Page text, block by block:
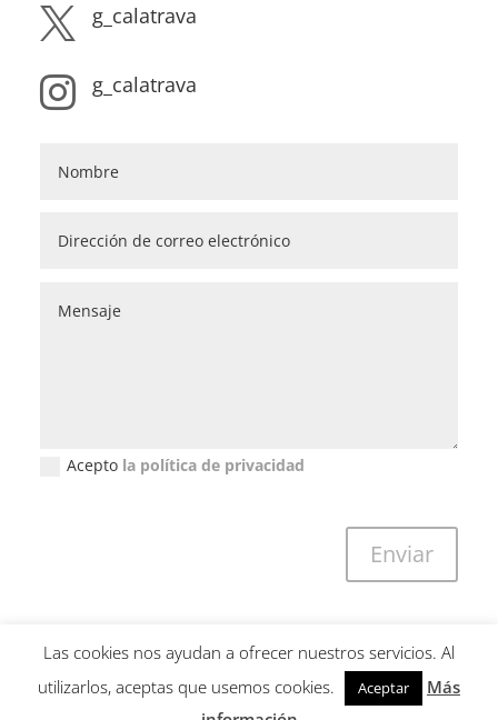
 g_calatrava
 g_calatrava
Política de privacidad (GDPR)
Acepto la política de privacidad
Enviar
Copyright © 2001-2026 Guillem Calatrava. All Rights Reserved -
Las cookies nos ayudan a ofrecer nuestros servicios. Al
utilizarlos, aceptas que usemos cookies.
Aceptar
Más